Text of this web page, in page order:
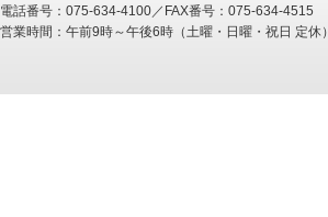
電話番号：075-634-4100／FAX番号：075-634-4515
営業時間：午前9時～午後6時（土曜・日曜・祝日 定休）